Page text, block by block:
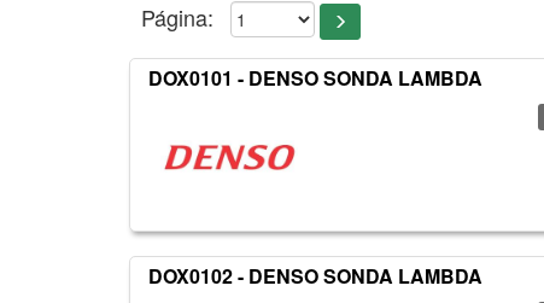
Página:
DOX0101 - DENSO SONDA LAMBDA
DOX0102 - DENSO SONDA LAMBDA